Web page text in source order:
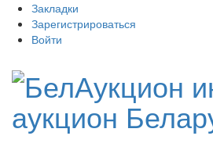
Закладки
Зарегистрироваться
Войти